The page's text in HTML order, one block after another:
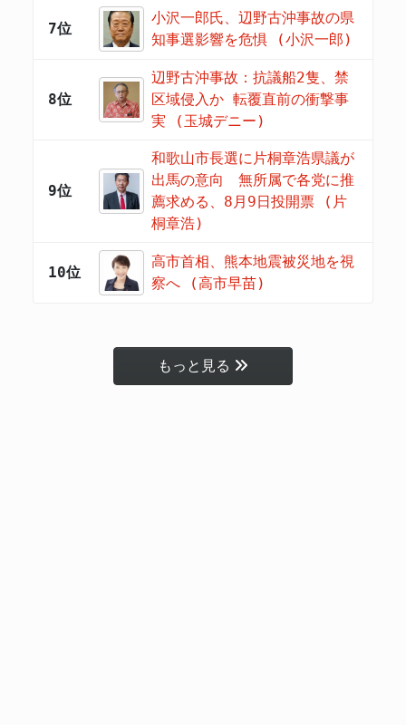
7位
小沢一郎氏、辺野古沖事故の県
知事選影響を危惧 (小沢一郎)
8位
辺野古沖事故：抗議船2隻、禁
区域侵入か 転覆直前の衝撃事
実 (玉城デニー)
9位
和歌山市長選に片桐章浩県議が
出馬の意向 無所属で各党に推
薦求める、8月9日投開票 (片
桐章浩)
10位
高市首相、熊本地震被災地を視
察へ (高市早苗)
もっと見る